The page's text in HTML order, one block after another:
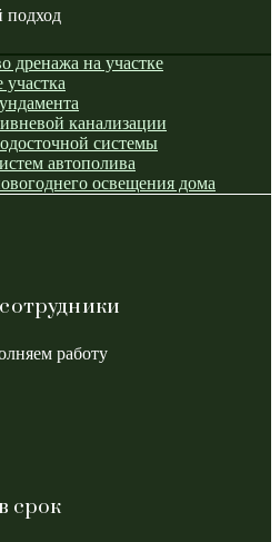
подход
дренажа на участке
канализации
системы
автополива
освещения дома
работу
срок